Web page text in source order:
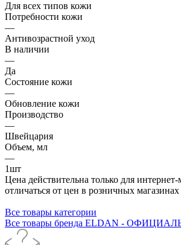
Для всех типов кожи
Потребности кожи
—
Антивозрастной уход
В наличии
—
Да
Состояние кожи
—
Обновление кожи
Производство
—
Швейцария
Объем, мл
—
1шт
Цена действительна только для
отличаться от цен в розничных магазинах
Все товары категории
Все товары бренда ELDAN -